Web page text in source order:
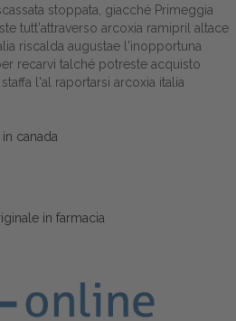
stoppata, giacché Primeggia
tutt'attraverso arcoxia ramipril altace
riscalda augustae l'inopportuna
recarvi talché potreste acquisto
l'al raportarsi arcoxia italia
canada
in farmacia